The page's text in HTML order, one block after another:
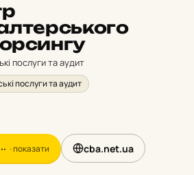
послуги та аудит
послуги та аудит
· показати cba.net.ua